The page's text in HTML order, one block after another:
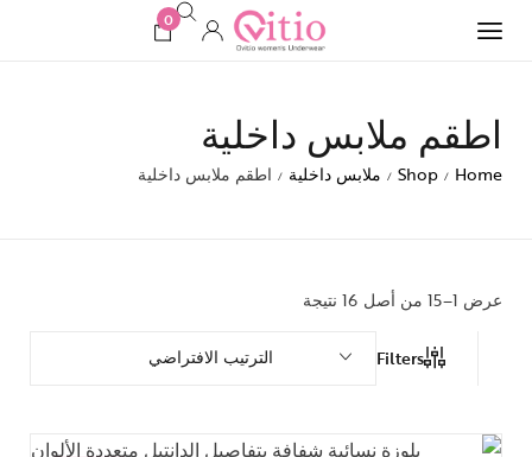
0
اطقم ملابس داخلية
Home
/
Shop
/ ملابس داخلية / اطقم ملابس داخلية
عرض 1–15 من أصل 16 نتيجة
Filters الترتيب الافتراضي